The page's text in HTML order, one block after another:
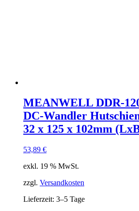
MEANWELL DDR-
DC-Wandler
32 x 125 x 102mm
53,89 €
exkl. 19 % MwSt.
zzgl. Versandkosten
Lieferzeit: 3–5 Tage